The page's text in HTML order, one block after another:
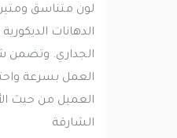
لون متناسق ومتين.
الدهانات الديكورية
الجداري. وتضمن
العمل بسرعة
العميل من حيث
الشارقة